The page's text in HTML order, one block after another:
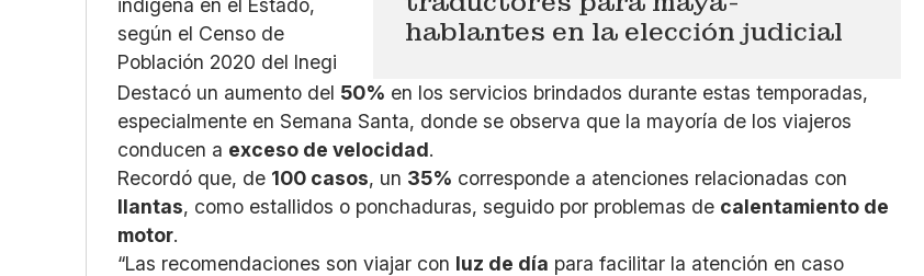
hablantes en la elección judicial
Destacó un aumento del 50% en los servicios brindados durante estas temporadas,
especialmente en Semana Santa, donde se observa que la mayoría de los viajeros
conducen a exceso de velocidad.
Recordó que, de 100 casos, un 35% corresponde a atenciones relacionadas con
llantas, como estallidos o ponchaduras, seguido por problemas de calentamiento de
motor.
“Las recomendaciones son viajar con luz de día para facilitar la atención en caso